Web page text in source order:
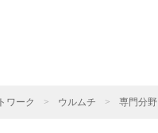
ワーク > ウルムチ > 専門分野